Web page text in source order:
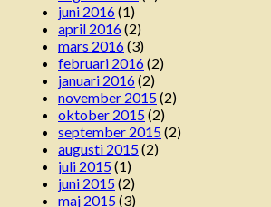
juni 2016(1)
april 2016(2)
mars 2016(3)
februari 2016(2)
januari 2016(2)
november 2015(2)
oktober 2015(2)
september 2015(2)
augusti 2015(2)
juli 2015(1)
juni 2015(2)
maj 2015(3)